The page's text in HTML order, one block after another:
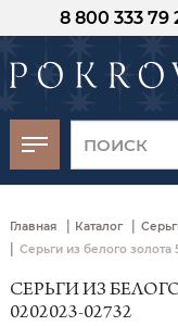
8 800 333 79
Главная | Каталог |
| Серьги из белого золота
СЕРЬГИ ИЗ
0202023-02732
-30%
момента оплаты